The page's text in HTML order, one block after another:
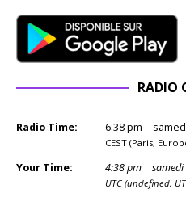
RADIO
Radio Time: 6:38pm
CEST (Paris,
Your Time: 4:38pm
UTC (undefined,